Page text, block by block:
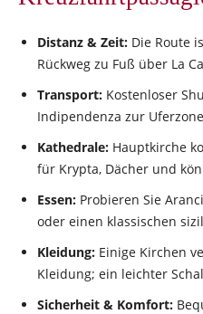
Distanz & Zeit: Die Route
Rückweg zu Fuß über La
Transport: Kostenloser
Indipendenza zur
Kathedrale: Hauptkirche
für Krypta, Dächer und
Essen: Probieren Sie
oder einen klassischen
Kleidung: Einige Kirchen
Kleidung; ein leichter
Sicherheit & Komfort: